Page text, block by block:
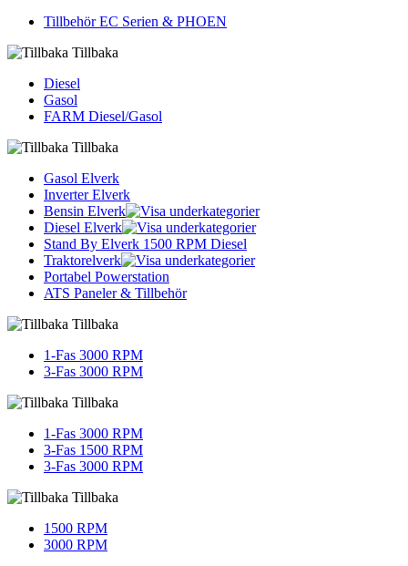
Tillbehör EC Serien & PHOEN
Tillbaka
Diesel
Gasol
FARM Diesel/Gasol
Tillbaka
Gasol Elverk
Inverter Elverk
Bensin Elverk
Diesel Elverk
Stand By Elverk 1500 RPM Diesel
Traktorelverk
Portabel Powerstation
ATS Paneler & Tillbehör
Tillbaka
1-Fas 3000 RPM
3-Fas 3000 RPM
Tillbaka
1-Fas 3000 RPM
3-Fas 1500 RPM
3-Fas 3000 RPM
Tillbaka
1500 RPM
3000 RPM